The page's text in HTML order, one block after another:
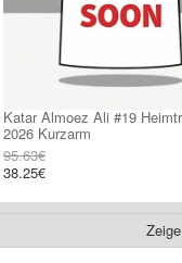
Katar Almoez Ali #19
2026 Kurzarm
95.63€
38.25€